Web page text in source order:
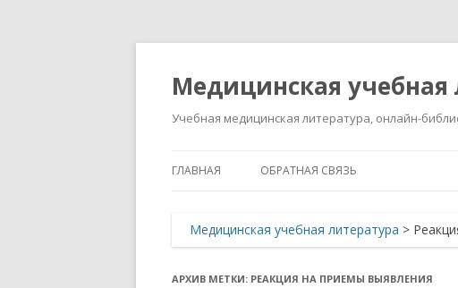
Медицинская учебная
Учебная медицинская литература, онлайн-
ГЛАВНАЯ ОБРАТНАЯ СВЯЗЬ
Медицинская учебная литература >
АРХИВ МЕТКИ: РЕАКЦИЯ НА ПРИЕМЫ ВЫЯВЛЕНИЯ